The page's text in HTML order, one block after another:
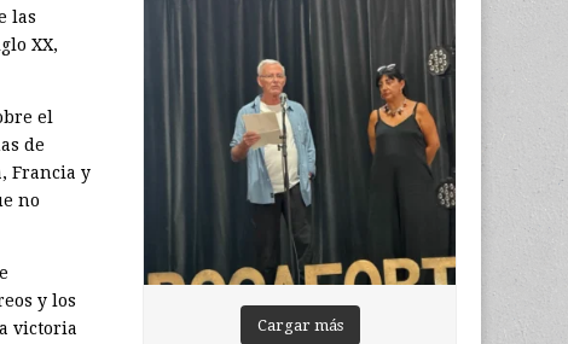
las
XX,
el
de
Francia y
no
y los
victoria
Cargar más